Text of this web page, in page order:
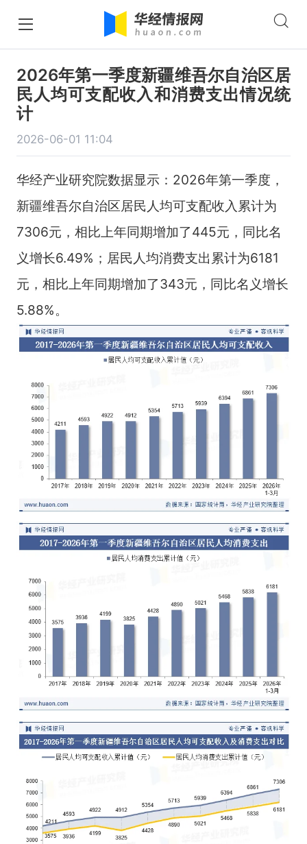
2026年第一季度新疆维吾尔自治区居
民人均可支配收入和消费支出情况统
计
2026-06-01 11:04
华经产业研究院数据显示：2026年第一季度，
新疆维吾尔自治区居民人均可支配收入累计为
7306元，相比上年同期增加了445元，同比名
义增长6.49%；居民人均消费支出累计为6181
元，相比上年同期增加了343元，同比名义增长
5.88%。